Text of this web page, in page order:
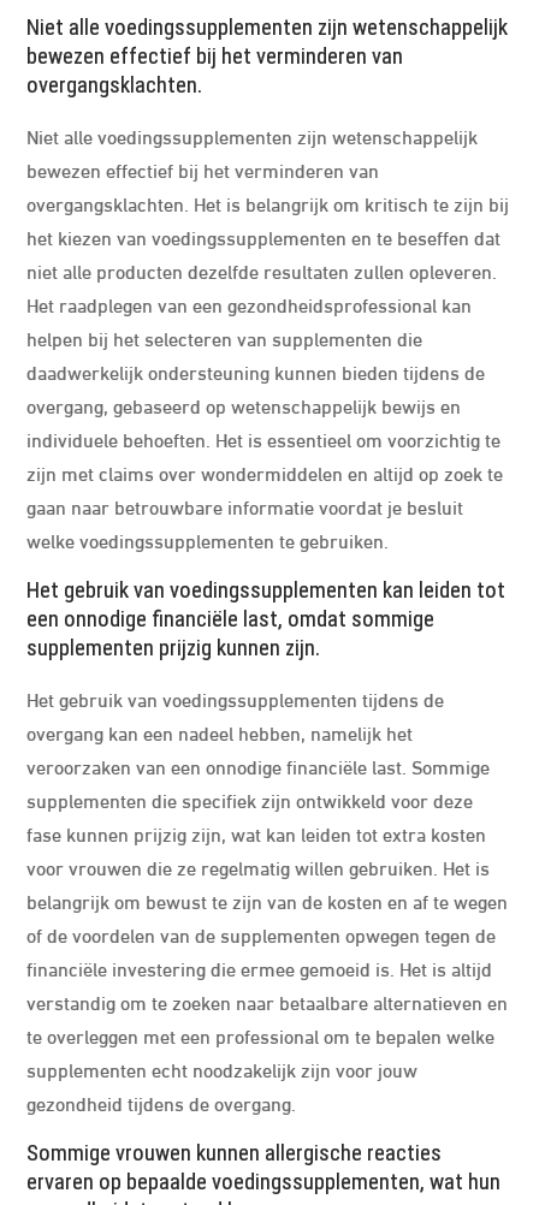
Niet alle voedingssupplementen zijn wetenschappelijk
bewezen effectief bij het verminderen van
overgangsklachten.
Niet alle voedingssupplementen zijn wetenschappelijk
bewezen effectief bij het verminderen van
overgangsklachten. Het is belangrijk om kritisch te zijn bij
het kiezen van voedingssupplementen en te beseffen dat
niet alle producten dezelfde resultaten zullen opleveren.
Het raadplegen van een gezondheidsprofessional kan
helpen bij het selecteren van supplementen die
daadwerkelijk ondersteuning kunnen bieden tijdens de
overgang, gebaseerd op wetenschappelijk bewijs en
individuele behoeften. Het is essentieel om voorzichtig te
zijn met claims over wondermiddelen en altijd op zoek te
gaan naar betrouwbare informatie voordat je besluit
welke voedingssupplementen te gebruiken.
Het gebruik van voedingssupplementen kan leiden tot
een onnodige financiële last, omdat sommige
supplementen prijzig kunnen zijn.
Het gebruik van voedingssupplementen tijdens de
overgang kan een nadeel hebben, namelijk het
veroorzaken van een onnodige financiële last. Sommige
supplementen die specifiek zijn ontwikkeld voor deze
fase kunnen prijzig zijn, wat kan leiden tot extra kosten
voor vrouwen die ze regelmatig willen gebruiken. Het is
belangrijk om bewust te zijn van de kosten en af te wegen
of de voordelen van de supplementen opwegen tegen de
financiële investering die ermee gemoeid is. Het is altijd
verstandig om te zoeken naar betaalbare alternatieven en
te overleggen met een professional om te bepalen welke
supplementen echt noodzakelijk zijn voor jouw
gezondheid tijdens de overgang.
Sommige vrouwen kunnen allergische reacties
ervaren op bepaalde voedingssupplementen, wat hun